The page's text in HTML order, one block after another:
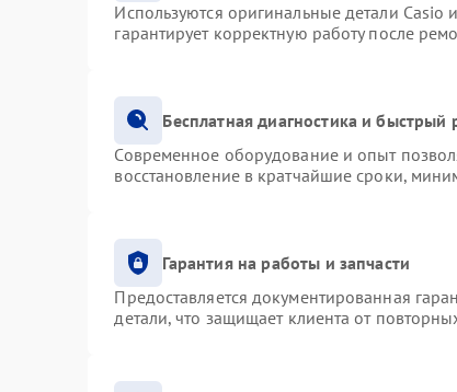
Используются оригинальные детали
гарантирует корректную работу после
Бесплатная диагностика и быстрый
Современное оборудование и опыт
восстановление в кратчайшие сроки,
Гарантия на работы и запчасти
Предоставляется документированная
детали, что защищает клиента от